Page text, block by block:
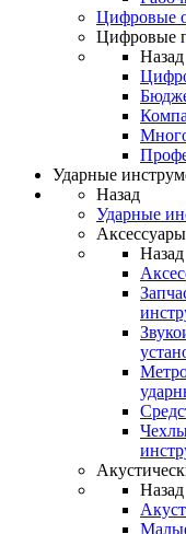
Цифровые
Цифровые
Назад
Ударные
Назад
Ударные
Назад
Назад